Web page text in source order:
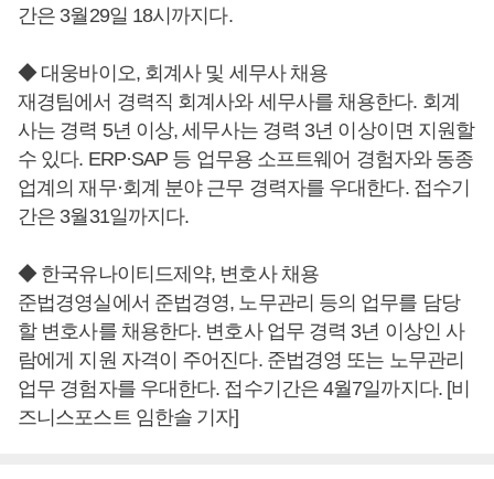
간은 3월29일 18시까지다.
◆ 대웅바이오, 회계사 및 세무사 채용
재경팀에서 경력직 회계사와 세무사를 채용한다. 회계
사는 경력 5년 이상, 세무사는 경력 3년 이상이면 지원할
수 있다. ERP·SAP 등 업무용 소프트웨어 경험자와 동종
업계의 재무·회계 분야 근무 경력자를 우대한다. 접수기
간은 3월31일까지다.
◆ 한국유나이티드제약, 변호사 채용
준법경영실에서 준법경영, 노무관리 등의 업무를 담당
할 변호사를 채용한다. 변호사 업무 경력 3년 이상인 사
람에게 지원 자격이 주어진다. 준법경영 또는 노무관리
업무 경험자를 우대한다. 접수기간은 4월7일까지다. [비
즈니스포스트 임한솔 기자]